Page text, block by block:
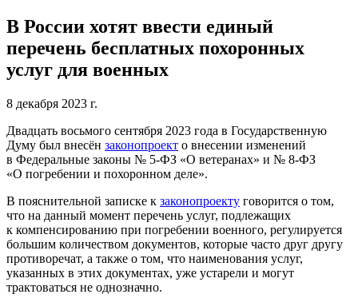
В России хотят ввести единый
перечень бесплатных похоронных
услуг для военных
8 декабря 2023 г.
Двадцать восьмого сентября 2023 года в Государственную
Думу был внесён законопроект о внесении изменений
в Федеральные законы № 5-ФЗ «О ветеранах» и № 8-ФЗ
«О погребении и похоронном деле».
В пояснительной записке к законопроекту говорится о том,
что на данный момент перечень услуг, подлежащих
к компенсированию при погребении военного, регулируется
большим количеством документов, которые часто друг другу
противоречат, а также о том, что наименования услуг,
указанных в этих документах, уже устарели и могут
трактоваться не однозначно.